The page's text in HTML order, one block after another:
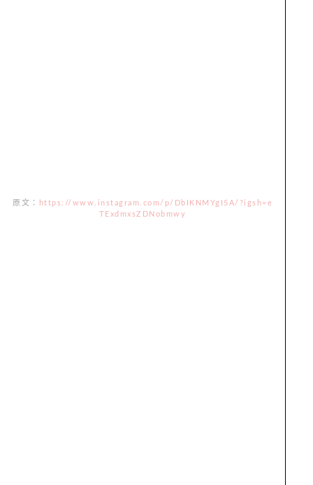
原文：
https://www.instagram.com/p/DbIKNMYgI5A/?igsh=e
TExdmxsZDNobmwy